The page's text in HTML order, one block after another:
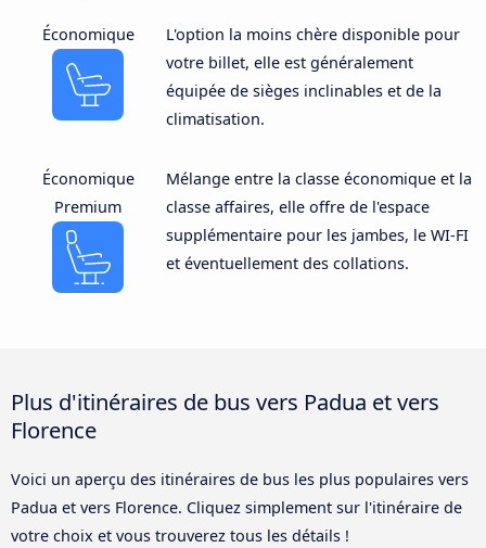
Économique
L'option la moins chère disponible pour
votre billet, elle est généralement
équipée de sièges inclinables et de la
climatisation.
Économique
Premium
Mélange entre la classe économique et la
classe affaires, elle offre de l'espace
supplémentaire pour les jambes, le WI-FI
et éventuellement des collations.
Plus d'itinéraires de bus vers Padua et vers
Florence
Voici un aperçu des itinéraires de bus les plus populaires vers
Padua et vers Florence. Cliquez simplement sur l'itinéraire de
votre choix et vous trouverez tous les détails !